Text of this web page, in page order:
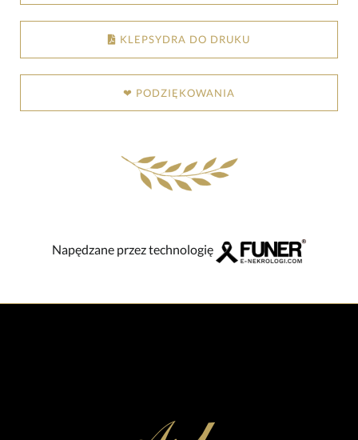
KLEPSYDRA DO DRUKU
❤ PODZIĘKOWANIA
Napędzane przez technologię